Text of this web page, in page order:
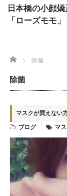
日本橋の小顔
「ローズモモ」
Home 除菌
除菌
マスクが買えない
ブログ マ